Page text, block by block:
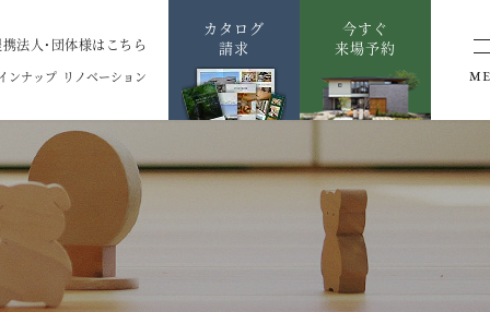
法人・団体様はこちら
ンナップ リノベーション
カタログ
請求
今すぐ
来場予約